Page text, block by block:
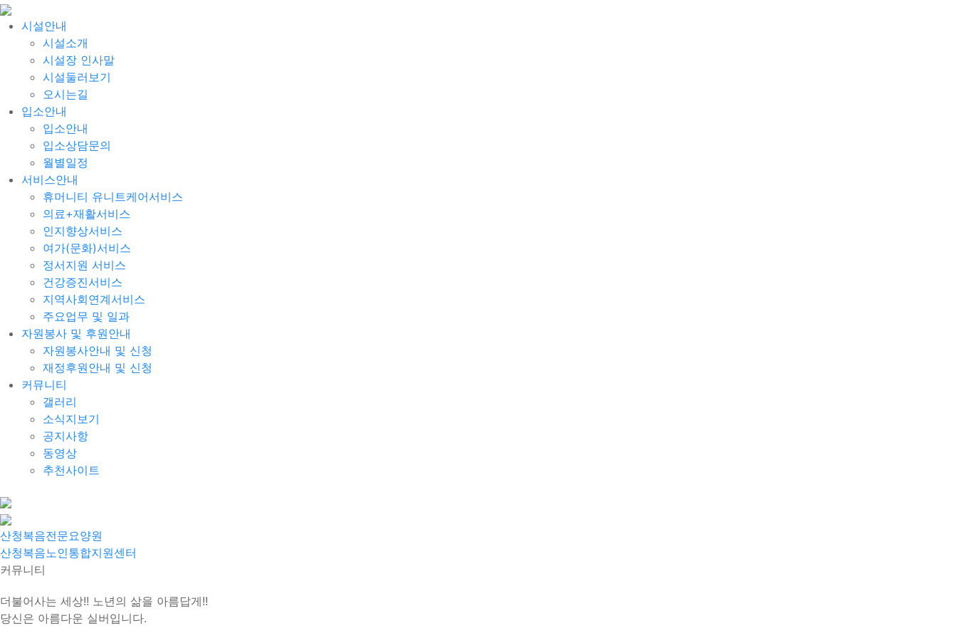
시설안내
시설소개
시설장 인사말
시설둘러보기
오시는길
입소안내
입소안내
입소상담문의
월별일정
서비스안내
휴머니티 유니트케어서비스
의료+재활서비스
인지향상서비스
여가(문화)서비스
정서지원 서비스
건강증진서비스
지역사회연계서비스
주요업무 및 일과
자원봉사 및 후원안내
자원봉사안내 및 신청
재정후원안내 및 신청
커뮤니티
갤러리
소식지보기
공지사항
동영상
추천사이트
산청복음전문요양원
산청복음노인통합지원센터
커뮤니티
더불어사는 세상!! 노년의 삶을 아름답게!!
당신은 아름다운 실버입니다.